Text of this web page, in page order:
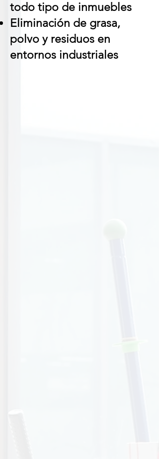
todo tipo de inmuebles
Eliminación de grasa,
polvo y residuos en
entornos industriales